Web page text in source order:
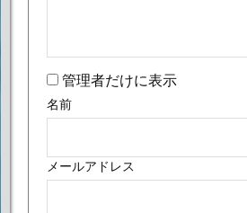
管理者だけに表示
名前
メールアドレス